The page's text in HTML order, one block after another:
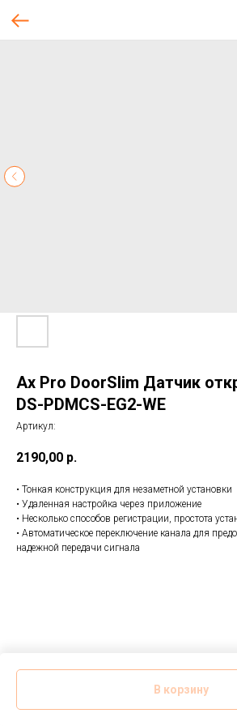
Ax Pro DoorSlim Датчик
DS-PDMCS-EG2-WE
Артикул:
2190,00 р.
В корзину
• Тонкая конструкция для незаметной установки
• Удаленная настройка через приложение
• Несколько способов регистрации, простота
• Автоматическое переключение канала для
надежной передачи сигнала